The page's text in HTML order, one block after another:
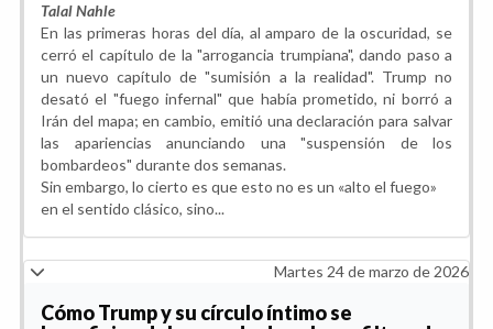
Talal Nahle
En las primeras horas del día, al amparo de la oscuridad, se
cerró el capítulo de la "arrogancia trumpiana", dando paso a
un nuevo capítulo de "sumisión a la realidad". Trump no
desató el "fuego infernal" que había prometido, ni borró a
Irán del mapa; en cambio, emitió una declaración para salvar
las apariencias anunciando una "suspensión de los
bombardeos" durante dos semanas.
Sin embargo, lo cierto es que esto no es un «alto el fuego»
en el sentido clásico, sino...
Martes 24 de marzo de 2026
Cómo Trump y su círculo íntimo se